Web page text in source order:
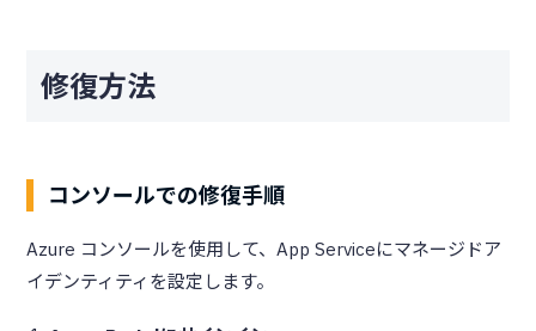
修復方法
コンソールでの修復手順
Azure コンソールを使用して、App Serviceにマネージドア
イデンティティを設定します。